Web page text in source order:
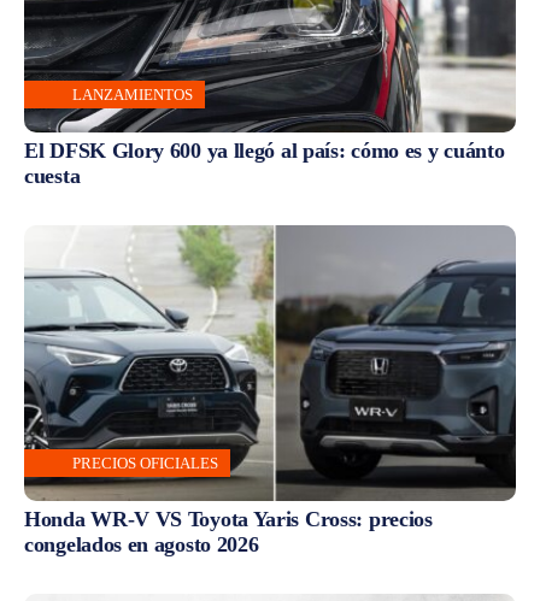
LANZAMIENTOS
El DFSK Glory 600 ya llegó al país: cómo es y cuánto
cuesta
PRECIOS OFICIALES
Honda WR-V VS Toyota Yaris Cross: precios
congelados en agosto 2026